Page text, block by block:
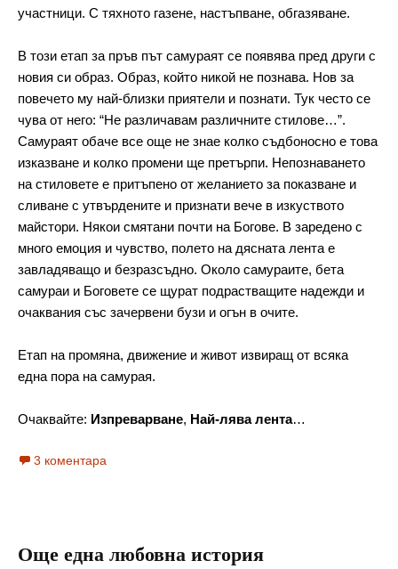
участници. С тяхното газене, настъпване, обгазяване.
В този етап за пръв път самураят се появява пред други с
новия си образ. Образ, който никой не познава. Нов за
повечето му най-близки приятели и познати. Тук често се
чува от него: “Не различавам различните стилове…”.
Самураят обаче все още не знае колко съдбоносно е това
изказване и колко промени ще претърпи. Непознаването
на стиловете е притъпено от желанието за показване и
сливане с утвърдените и признати вече в изкуството
майстори. Някои смятани почти на Богове. В заредено с
много емоция и чувство, полето на дясната лента е
завладяващо и безразсъдно. Около самураите, бета
самураи и Боговете се щурат подрастващите надежди и
очаквания със зачервени бузи и огън в очите.
Етап на промяна, движение и живот извиращ от всяка
една пора на самурая.
Очаквайте: Изпреварване, Най-лява лента…
3 коментара
Още една любовна история